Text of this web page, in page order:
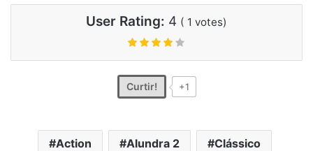
User Rating: 4 ( 1 votes)
Curtir! +1
Action Alundra 2 Clássico